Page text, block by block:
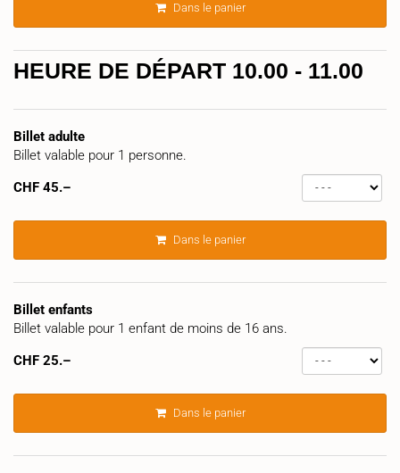
Dans le panier
HEURE DE DÉPART 10.00 - 11.00
Billet adulte
Billet valable pour 1 personne.
CHF 45.–
Dans le panier
Billet enfants
Billet valable pour 1 enfant de moins de 16 ans.
CHF 25.–
Dans le panier